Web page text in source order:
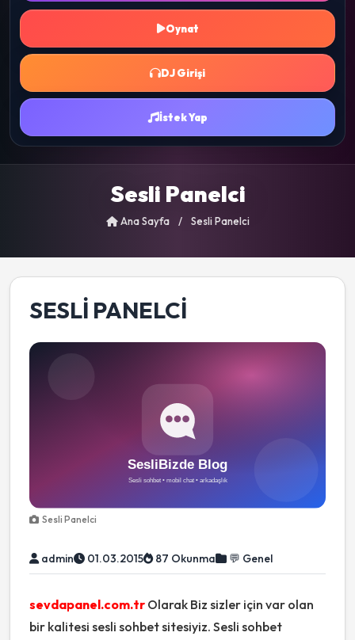
Oynat
DJ Girişi
İstek Yap
Sesli Panelci
Ana Sayfa / Sesli Panelci
SESLI PANELCI
Sesli Panelci
admin 01.03.2015 87 Okunma 💬 Genel
sevdapanel.com.tr Olarak Biz sizler için var olan
bir kalitesi sesli sohbet sitesiyiz. Sesli sohbet